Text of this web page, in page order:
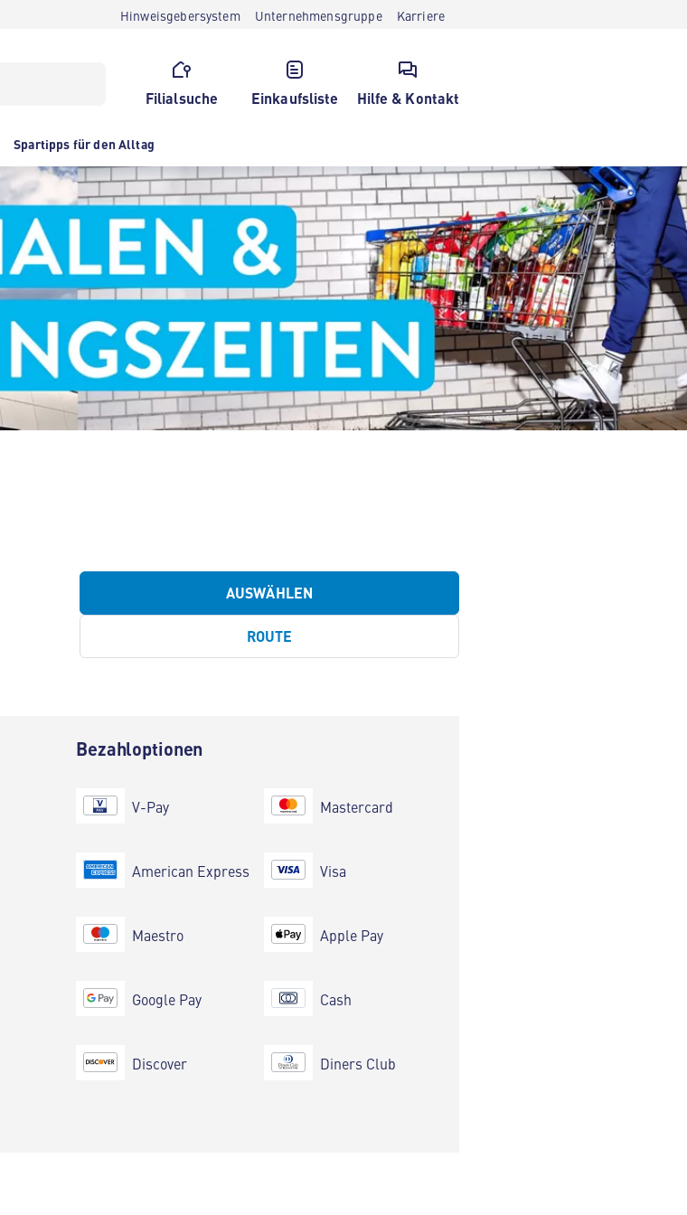
Hinweisgebersystem Unternehmensgruppe Karriere
Filialsuche Einkaufsliste Hilfe & Kontakt
Spartipps für den Alltag
AUSWÄHLEN
ROUTE
Bezahloptionen
V-Pay
American Express
Maestro
Google Pay
Discover
Mastercard
Visa
Apple Pay
Cash
Diners Club